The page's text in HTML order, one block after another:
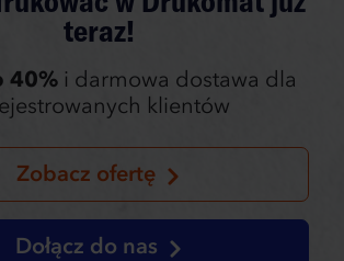
teraz!
40%i darmowa dostawa dla
klientów
Zobacz ofertę
Dołącz do nas